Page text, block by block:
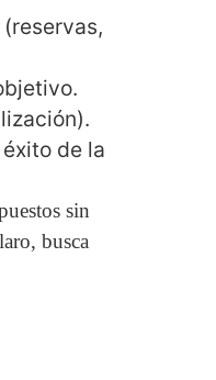
de la
sin
busca